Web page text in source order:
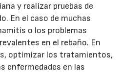
y realizar pruebas de
En el caso de muchas
o los problemas
en el rebaño. En
optimizar los tratamientos,
enfermedades en las